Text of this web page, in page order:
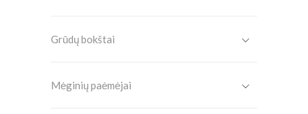
Grūdų bokštai
Mėginių paėmėjai